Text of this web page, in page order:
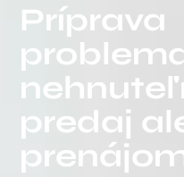
Príprava
predaj